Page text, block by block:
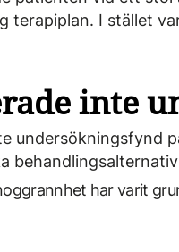
terapiplan. I stället
inte
undersökningsfynd
har varit